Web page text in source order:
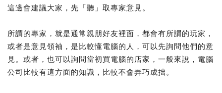
這邊會建議大家，先「聽」取專家意見。
所謂的專家，就是通常親朋好友裡面，都會有所謂的玩家，
或者是意見領袖，是比較懂電腦的人，可以先詢問他們的意
見。或者，也可以詢問當初買電腦的店家，一般來說，電腦
公司比較有這方面的知識，比較不會弄巧成拙。